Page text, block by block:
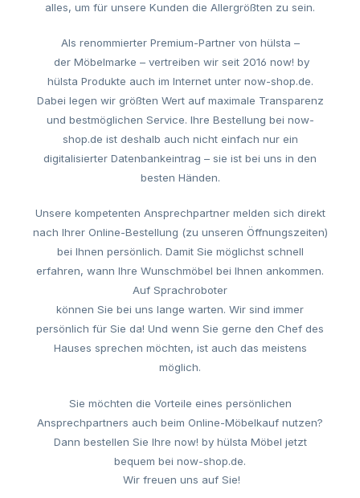
alles, um für unsere Kunden die Allergrößten zu sein.
Als renommierter Premium-Partner von hülsta –
der Möbelmarke ­– vertreiben wir seit 2016 now! by
hülsta Produkte auch im Internet unter now-shop.de.
Dabei legen wir größten Wert auf maximale Transparenz
und bestmöglichen Service. Ihre Bestellung bei now-
shop.de ist deshalb auch nicht einfach nur ein
digitalisierter Datenbankeintrag – sie ist bei uns in den
besten Händen.
Unsere kompetenten Ansprechpartner melden sich direkt
nach Ihrer Online-Bestellung (zu unseren Öffnungszeiten)
bei Ihnen persönlich. Damit Sie möglichst schnell
erfahren, wann Ihre Wunschmöbel bei Ihnen ankommen.
Auf Sprachroboter
können Sie bei uns lange warten. Wir sind immer
persönlich für Sie da! Und wenn Sie gerne den Chef des
Hauses sprechen möchten, ist auch das meistens
möglich.
Sie möchten die Vorteile eines persönlichen
Ansprechpartners auch beim Online-Möbelkauf nutzen?
Dann bestellen Sie Ihre now! by hülsta Möbel jetzt
bequem bei now-shop.de.
Wir freuen uns auf Sie!